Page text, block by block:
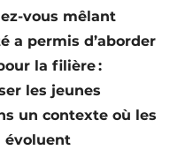
et égouttage
vous mêlant
a permis d’aborder
la filière :
les jeunes
un contexte où les
évoluent